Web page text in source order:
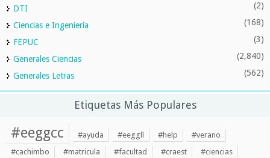
DTI (2)
Ciencias e Ingeniería (168)
FEPUC (3)
Generales Ciencias (2,840)
Generales Letras (562)
Etiquetas Más Populares
#eeggcc #ayuda #eeggll #help
#verano
#cachimbo
#matricula #facultad #craest
#ciencias